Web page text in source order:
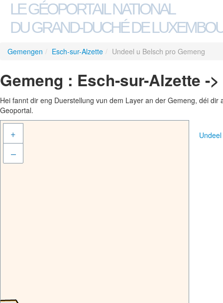
LE GÉOPORTAIL NATIONAL
DU GRAND-DUCHÉ DE
Gemengen / Esch-sur-Alzette / Undeel u Belsch pro Gemeng
Gemeng : Esch-sur-Alzette -
Hei fannt dir eng Duerstellung vun dem Layer an der Gemeng, déi
Geoportal.
+
–